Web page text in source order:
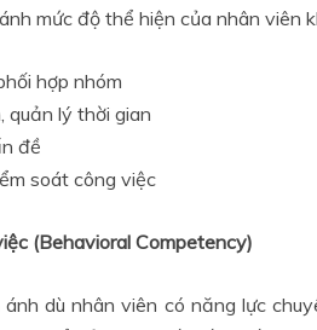
mức độ thể hiện của nhân viên
hợp nhóm
quản lý thời gian
đề
soát công việc
(Behavioral Competency)
dù nhân viên có năng lực